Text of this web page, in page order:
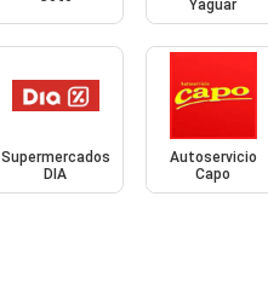
Yaguar
Supermercados
DIA
Autoservicio
Capo